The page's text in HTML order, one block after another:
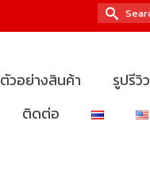
Search
for:
ตัวอย่างสินค้า รูปรีวิว
ติดต่อ